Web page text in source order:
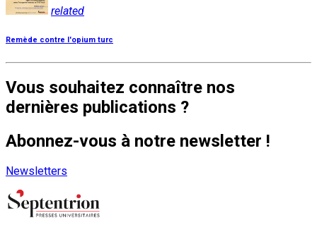
related
Remède contre l'opium turc
Vous souhaitez connaître nos
dernières publications ?
Abonnez-vous à notre newsletter !
Newsletters